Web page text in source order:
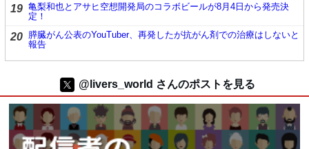
19 亀梨和也とアサヒ空想開発局のコラボビールが8月4日から発売決
定！
20 膵臓がん公表のYouTuber、再発したが抗がん剤での治療はしないと
報告
@livers_world さんのポストを見る